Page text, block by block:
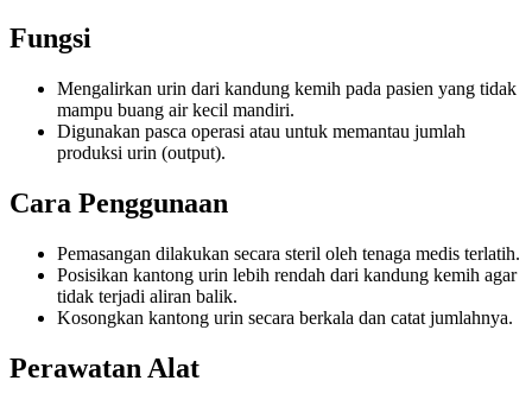
Fungsi
Mengalirkan urin dari kandung kemih pada pasien yang tidak
mampu buang air kecil mandiri.
Digunakan pasca operasi atau untuk memantau jumlah
produksi urin (output).
Cara Penggunaan
Pemasangan dilakukan secara steril oleh tenaga medis terlatih.
Posisikan kantong urin lebih rendah dari kandung kemih agar
tidak terjadi aliran balik.
Kosongkan kantong urin secara berkala dan catat jumlahnya.
Perawatan Alat